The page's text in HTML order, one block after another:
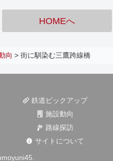
HOMEへ
向 > 街に馴染む三鷹跨線橋
鉄道ピックアップ
施設動向
路線探訪
サイトについて